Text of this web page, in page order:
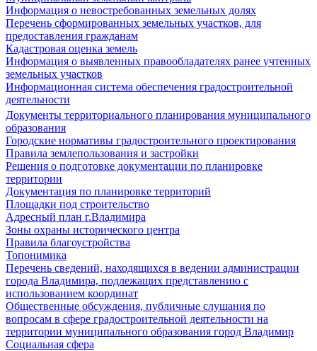
Информация о невостребованных земельных долях
Перечень сформированных земельных участков, для
предоставления гражданам
Кадастровая оценка земель
Информация о выявленных правообладателях ранее учтенных
земельных участков
Информационная система обеспечения градостроительной
деятельности
Документы территориального планирования муниципального
образования
Городские нормативы градостроительного проектирования
Правила землепользования и застройки
Решения о подготовке документации по планировке
территории
Документация по планировке территорий
Площадки под строительство
Адресный план г.Владимира
Зоны охраны исторического центра
Правила благоустройства
Топонимика
Перечень сведений, находящихся в ведении администрации
города Владимира, подлежащих представлению с
использованием координат
Общественные обсуждения, публичные слушания по
вопросам в сфере градостроительной деятельности на
территории муниципального образования город Владимир
Социальная сфера